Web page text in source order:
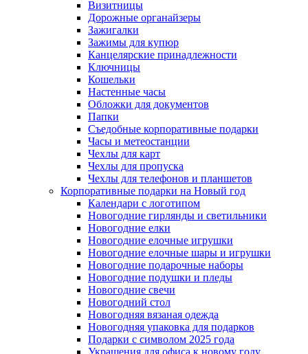
Визитницы
Дорожные органайзеры
Зажигалки
Зажимы для купюр
Канцелярские принадлежности
Ключницы
Кошельки
Настенные часы
Обложки для документов
Папки
Съедобные корпоративные подарки
Часы и метеостанции
Чехлы для карт
Чехлы для пропуска
Чехлы для телефонов и планшетов
Корпоративные подарки на Новый год
Календари с логотипом
Новогодние гирлянды и светильники
Новогодние елки
Новогодние елочные игрушки
Новогодние елочные шары и игрушки
Новогодние подарочные наборы
Новогодние подушки и пледы
Новогодние свечи
Новогодний стол
Новогодняя вязаная одежда
Новогодняя упаковка для подарков
Подарки с символом 2025 года
Украшения для офиса к новому году